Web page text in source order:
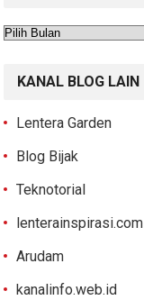
Arsip
KANAL BLOG LAIN
Lentera Garden
Blog Bijak
Teknotorial
lenterainspirasi.com
Arudam
kanalinfo.web.id